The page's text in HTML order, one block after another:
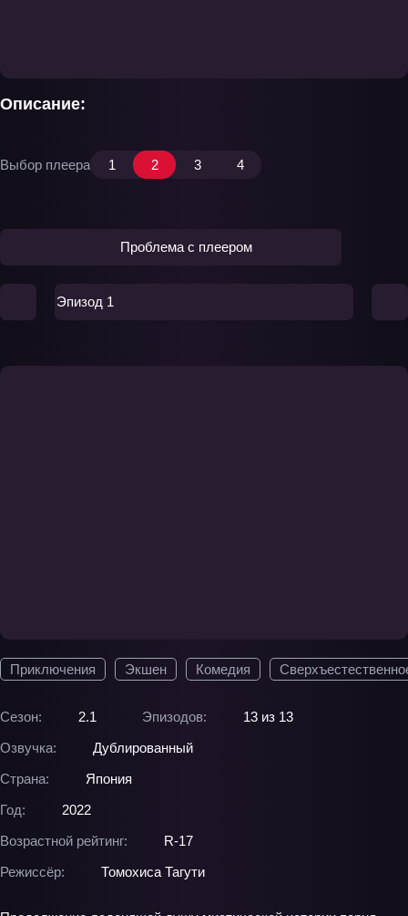
Приключения Экшен Комедия
Сезон: 2.1 Эпизодов:
13 из 13
Озвучка:
Дублированный
Страна:
Япония
Год:
2022
Возрастной рейтинг:
R-17
Режиссёр:
Томохиса Тагути
Описание:
Выбор плеера 1 2 3 4
Проблема с плеером
Эпизод 1